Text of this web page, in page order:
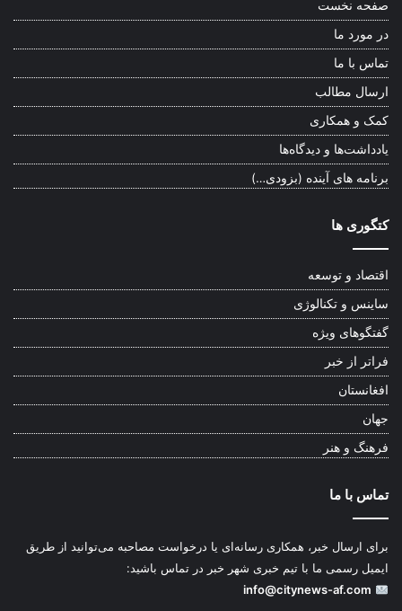
صفحه نخست
در مورد ما
تماس با ما
ارسال مطالب
کمک و همکاری
یادداشت‌ها و دیدگاه‌ها
برنامه های آینده (بزودی…)
کتگوری ها
اقتصاد و توسعه
ساینس و تکنالوژی
گفتگوهای ویژه
فراتر از خبر
افغانستان
جهان
فرهنگ و هنر
تماس با ما
برای ارسال خبر، همکاری رسانه‌ای یا درخواست مصاحبه می‌توانید از طریق
ایمیل رسمی ما با تیم خبری شهر خبر در تماس باشید:
info@citynews-af.com